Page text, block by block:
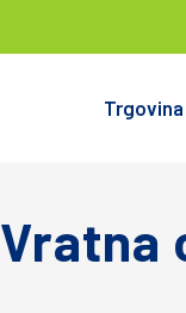
Trgovina
Vratna